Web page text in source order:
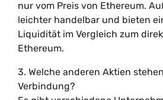
nur vom Preis von Ethereum.
leichter handelbar und bieten
Liquidität im Vergleich zum
Ethereum.
3. Welche anderen Aktien
Verbindung?